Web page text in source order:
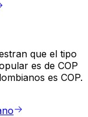
que el tipo
es de COP
es COP.